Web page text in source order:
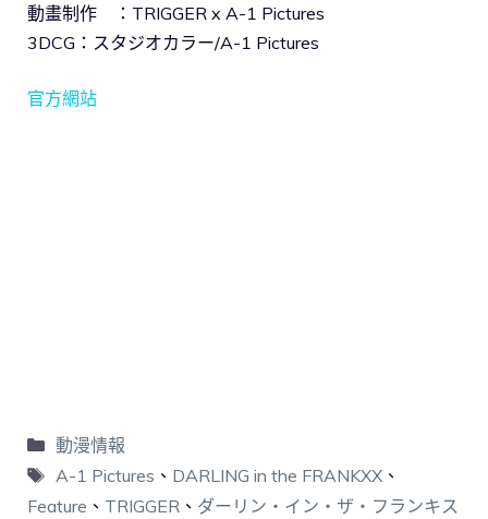
動畫制作 ：TRIGGER x A-1 Pictures
3DCG：スタジオカラー/A-1 Pictures
官方網站
動漫情報
A-1 Pictures 、 DARLING in the FRANKXX、
Feature 、 TRIGGER 、 ダーリン・イン・ザ・フランキス